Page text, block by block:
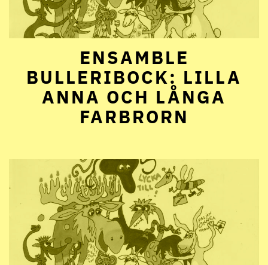
ENSAMBLE
BULLERIBOCK: LILLA
ANNA OCH LÅNGA
FARBRORN